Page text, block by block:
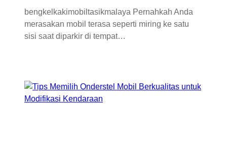
bengkelkakimobiltasikmalaya Pernahkah Anda
merasakan mobil terasa seperti miring ke satu
sisi saat diparkir di tempat…